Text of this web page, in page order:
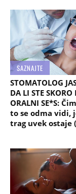
SAZNAJTE
STOMATOLOG
DA LI STE
ORALNI SE*S:
to se odma vidi,
trag uvek ostaje